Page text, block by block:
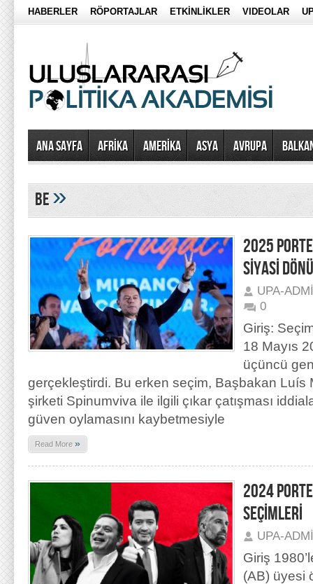
HABERLER RÖPORTAJLAR ETKİNLİKLER VIDEOLAR
Ana Sayfa AFRİKA AMERİKA ASYA AVRUPA
be»
2025
SİYASİ
UPA-
0
Giriş:
18 Mayıs
üçüncü
gerçekleştirdi. Bu erken seçim, Başbakan Luís
şirketi Spinumviva ile ilgili çıkar çatışması
güven oylamasını kaybetmesiyle
Read More »
2024
SEÇİMLERİ
UPA-
Giriş
(AB) üyesi